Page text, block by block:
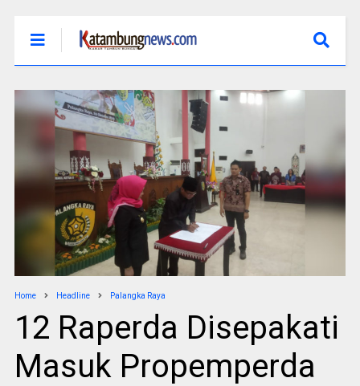
Home Headline Palangka Raya
12 Raperda Disepakati
Masuk Propemperda